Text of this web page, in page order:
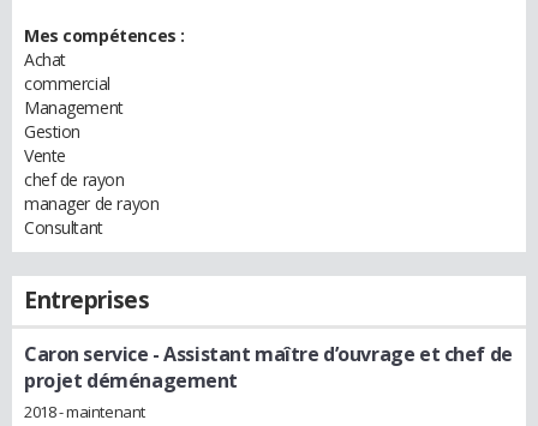
Mes compétences :
Achat
commercial
Management
Gestion
Vente
chef de rayon
manager de rayon
Consultant
Entreprises
Caron service - Assistant maître d’ouvrage et chef de
projet déménagement
2018 - maintenant